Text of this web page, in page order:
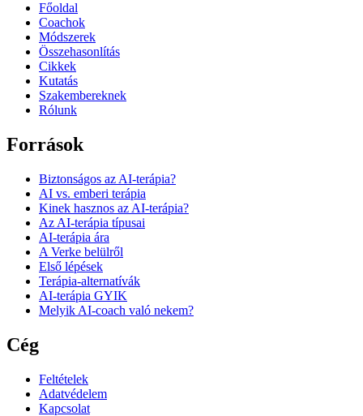
Főoldal
Coachok
Módszerek
Összehasonlítás
Cikkek
Kutatás
Szakembereknek
Rólunk
Források
Biztonságos az AI-terápia?
AI vs. emberi terápia
Kinek hasznos az AI-terápia?
Az AI-terápia típusai
AI-terápia ára
A Verke belülről
Első lépések
Terápia-alternatívák
AI-terápia GYIK
Melyik AI-coach való nekem?
Cég
Feltételek
Adatvédelem
Kapcsolat